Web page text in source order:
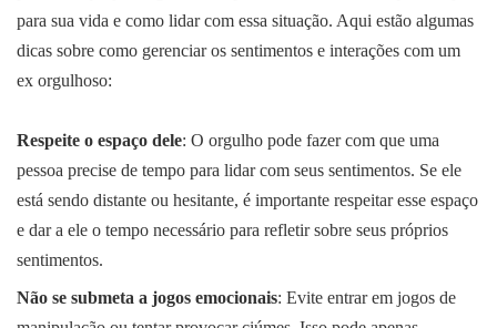
para sua vida e como lidar com essa situação. Aqui estão algumas
dicas sobre como gerenciar os sentimentos e interações com um
ex orgulhoso:
Respeite o espaço dele: O orgulho pode fazer com que uma
pessoa precise de tempo para lidar com seus sentimentos. Se ele
está sendo distante ou hesitante, é importante respeitar esse espaço
e dar a ele o tempo necessário para refletir sobre seus próprios
sentimentos.
Não se submeta a jogos emocionais: Evite entrar em jogos de